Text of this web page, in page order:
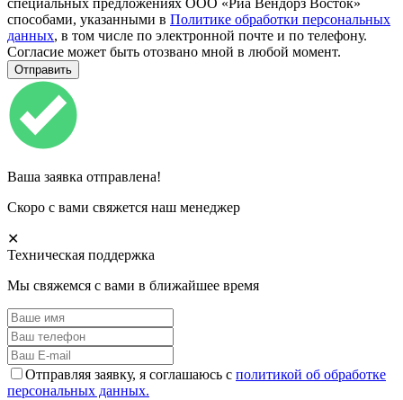
специальных предложениях ООО «Риа Вендорз Восток»
способами, указанными в Политике обработки персональных
данных, в том числе по электронной почте и по телефону.
Согласие может быть отозвано мной в любой момент.
Ваша заявка отправлена!
Скоро с вами свяжется наш менеджер
✕
Техническая поддержка
Мы свяжемся с вами в ближайшее время
Отправляя заявку, я соглашаюсь с политикой об обработке
персональных данных.